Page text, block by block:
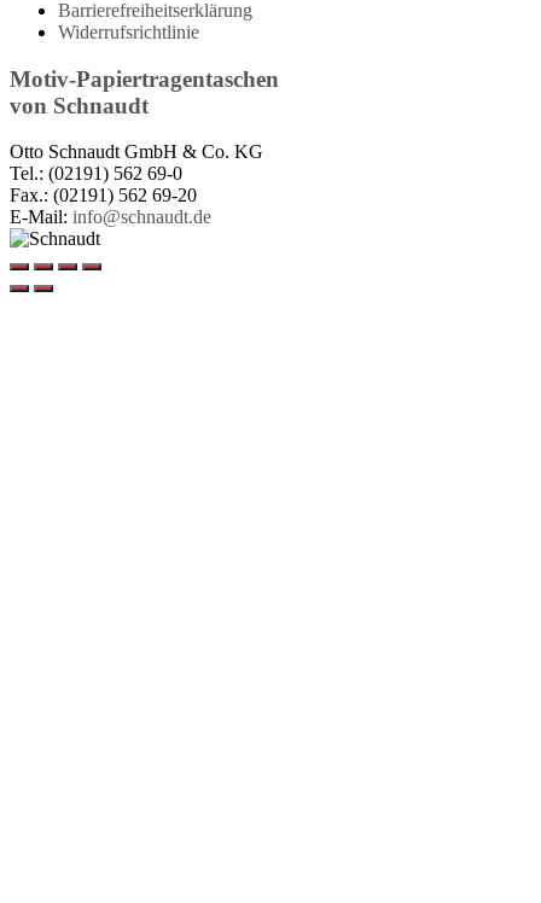
Barrierefreiheitserklärung
Widerrufsrichtlinie
Motiv-Papiertragentaschen
von Schnaudt
Otto Schnaudt GmbH & Co. KG
Tel.: (02191) 562 69-0
Fax.: (02191) 562 69-20
E-Mail: info@schnaudt.de